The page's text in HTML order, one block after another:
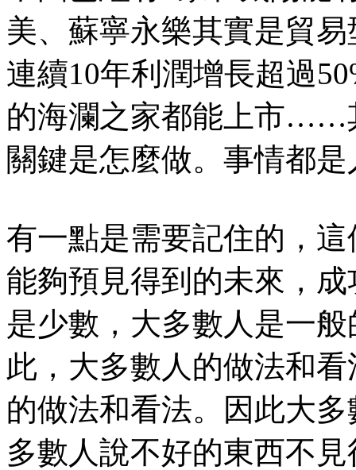
美、蘇寧永樂其實是貿
連續10年利潤增長超過
的海瀾之家都能上市……
關鍵是怎麼做。事情都
有一點是需要記住的，
能夠預見得到的未來，
是少數，大多數人是一
此，大多數人的做法和
的做法和看法。因此大
多數人說不好的東西不